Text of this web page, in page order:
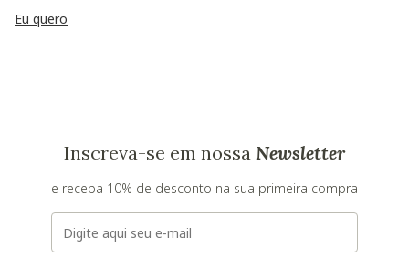
Eu quero
Inscreva-se em nossa Newsletter
e receba 10% de desconto na sua primeira compra
E-mail